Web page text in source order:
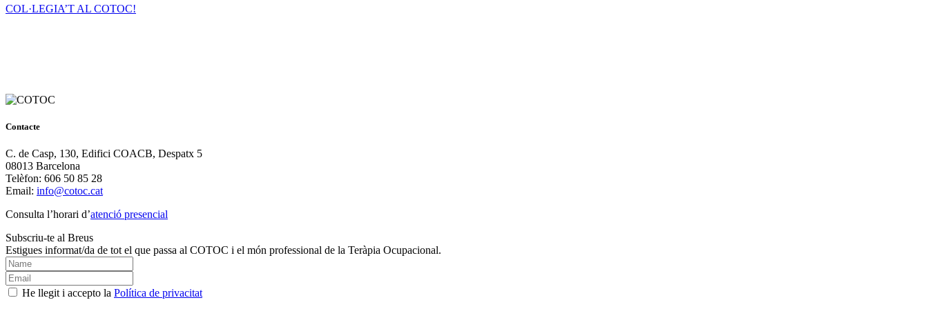
COL·LEGIA’T AL COTOC!
Contacte
C. de Casp, 130, Edifici COACB, Despatx 5
08013 Barcelona
Telèfon: 606 50 85 28
Email: info@cotoc.cat
Consulta l’horari d’atenció presencial
Subscriu-te al Breus
Estigues informat/da de tot el que passa al COTOC i el món professional de la Teràpia Ocupacional.
He llegit i accepto la Política de privacitat